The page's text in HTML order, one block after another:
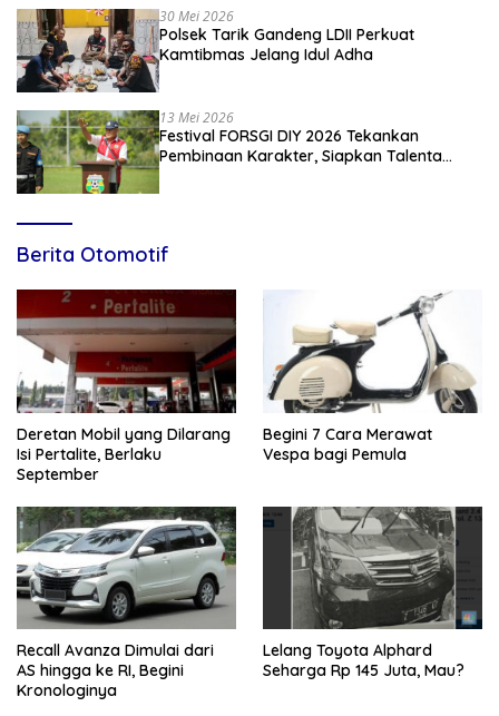
30 Mei 2026
Polsek Tarik Gandeng LDII Perkuat
Kamtibmas Jelang Idul Adha
13 Mei 2026
Festival FORSGI DIY 2026 Tekankan
Pembinaan Karakter, Siapkan Talenta
Berita Otomotif
Deretan Mobil yang Dilarang
Isi Pertalite, Berlaku
September
Begini 7 Cara Merawat
Vespa bagi Pemula
Recall Avanza Dimulai dari
AS hingga ke RI, Begini
Kronologinya
Lelang Toyota Alphard
Seharga Rp 145 Juta, Mau?